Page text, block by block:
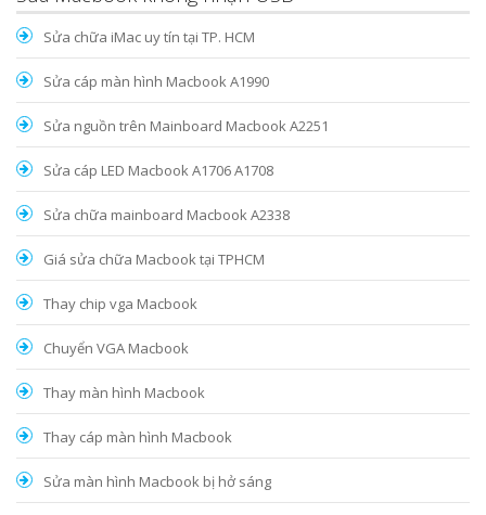
Sửa chữa iMac uy tín tại TP. HCM
Sửa cáp màn hình Macbook A1990
Sửa nguồn trên Mainboard Macbook A2251
Sửa cáp LED Macbook A1706 A1708
Sửa chữa mainboard Macbook A2338
Giá sửa chữa Macbook tại TPHCM
Thay chip vga Macbook
Chuyển VGA Macbook
Thay màn hình Macbook
Thay cáp màn hình Macbook
Sửa màn hình Macbook bị hở sáng